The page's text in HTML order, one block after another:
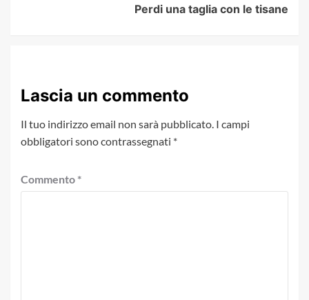
Perdi una taglia con le tisane
Lascia un commento
Il tuo indirizzo email non sarà pubblicato. I campi
obbligatori sono contrassegnati *
Commento *